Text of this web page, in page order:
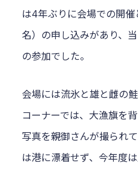
は4年ぶりに会場での開
名）の申し込みがあり、
の参加でした。
会場には流氷と雄と雌の
コーナーでは、大漁旗を
写真を親御さんが撮られ
は港に漂着せず、今年度